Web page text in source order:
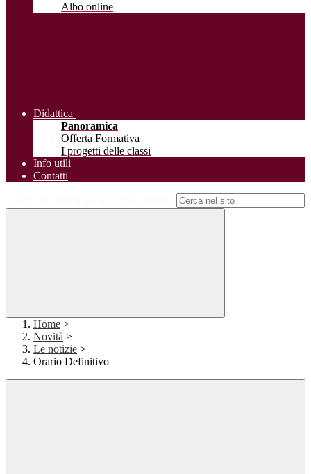
Albo online
Didattica
Panoramica
Offerta Formativa
I progetti delle classi
Info utili
Contatti
Home >
Novità >
Le notizie >
Orario Definitivo